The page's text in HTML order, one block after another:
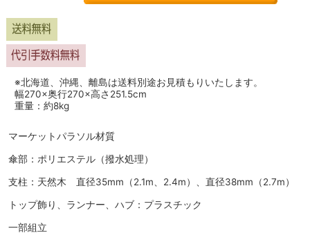
※北海道、沖縄、離島は送料別途お見積もりいたします。
幅270×奥行270×高さ251.5cm
重量：約8kg
マーケットパラソル材質
傘部：ポリエステル（撥水処理）
支柱：天然木 直径35mm（2.1m、2.4m）、直径38mm（2.7m）
トップ飾り、ランナー、ハブ：プラスチック
一部組立